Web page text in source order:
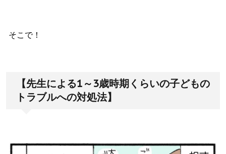
そこで！
【先生による1～3歳時期くらいの子どもの
トラブルへの対処法】